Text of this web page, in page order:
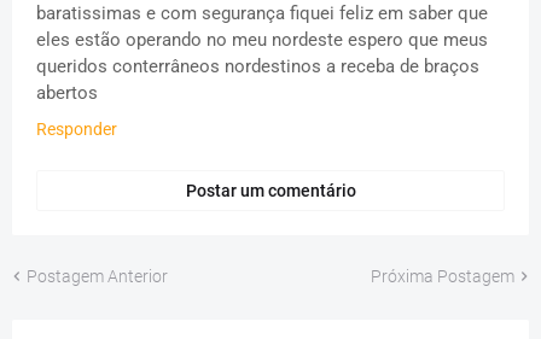
baratissimas e com segurança fiquei feliz em saber que
eles estão operando no meu nordeste espero que meus
queridos conterrâneos nordestinos a receba de braços
abertos
Responder
Postar um comentário
Postagem Anterior Próxima Postagem